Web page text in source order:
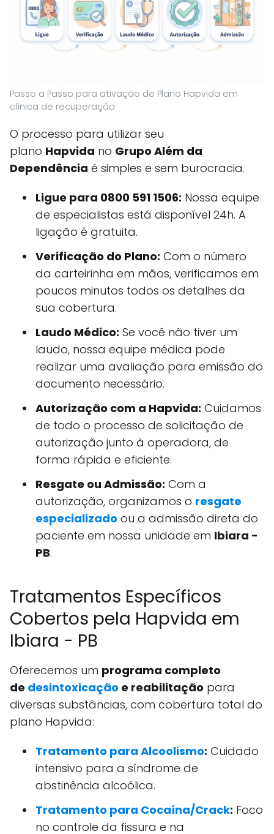
Passo a Passo para ativação de Plano Hapvida em
clínica de recuperação
O processo para utilizar seu
plano Hapvida no Grupo Além da
Dependência é simples e sem burocracia.
Ligue para 0800 591 1506: Nossa equipe
de especialistas está disponível 24h. A
ligação é gratuita.
Verificação do Plano: Com o número
da carteirinha em mãos, verificamos em
poucos minutos todos os detalhes da
sua cobertura.
Laudo Médico: Se você não tiver um
laudo, nossa equipe médica pode
realizar uma avaliação para emissão do
documento necessário.
Autorização com a Hapvida: Cuidamos
de todo o processo de solicitação de
autorização junto à operadora, de
forma rápida e eficiente.
Resgate ou Admissão: Com a
autorização, organizamos o resgate
especializado ou a admissão direta do
paciente em nossa unidade em Ibiara -
PB.
Tratamentos Específicos
Cobertos pela Hapvida em
Ibiara - PB
Oferecemos um programa completo
de desintoxicação e reabilitação para
diversas substâncias, com cobertura total do
plano Hapvida:
Tratamento para Alcoolismo: Cuidado
intensivo para a síndrome de
abstinência alcoólica.
Tratamento para Cocaína/Crack: Foco
no controle da fissura e na